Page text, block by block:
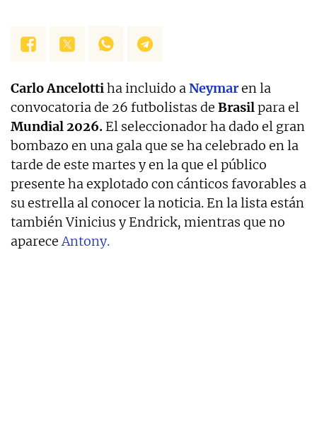
Carlo Ancelottiha incluido aNeymaren la
convocatoria de 26 futbolistas de Brasilpara el
Mundial 2026. El seleccionador ha dado el gran
bombazo en una gala que se ha celebrado en la
tarde de este martes y en la que el público
presente ha explotado con cánticos favorables a
su estrella al conocer la noticia. En la lista están
también Vinicius y Endrick, mientras que no
apareceAntony.